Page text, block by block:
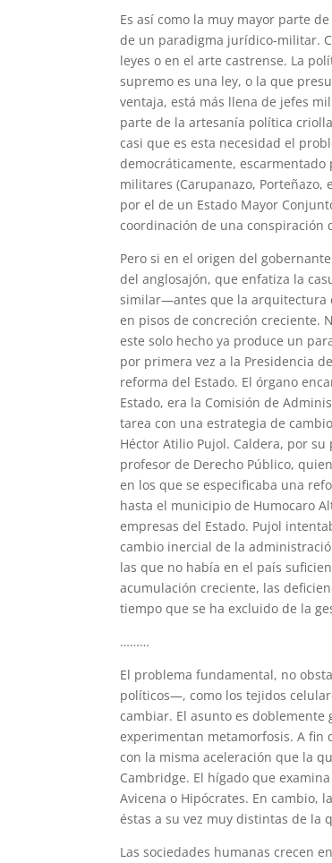
Es así como la muy mayor parte
de un paradigma jurídico-militar.
leyes o en el arte castrense. La
supremo es una ley, o la que
ventaja, está más llena de jefes
parte de la artesanía política
casi que es esta necesidad el
democráticamente,
militares (Carupanazo, Porteñazo,
por el de un Estado Mayor
coordinación de una conspiración
Pero si en el origen del
del anglosajón, que enfatiza la
similar—antes que la arquitectura
en pisos de concreción creciente.
este solo hecho ya produce un
por primera vez a la Presidencia
reforma del Estado. El órgano
Estado, era la Comisión de
tarea con una estrategia de
Héctor Atilio Pujol. Caldera, por
profesor de Derecho Público,
en los que se especificaba una
hasta el municipio de Humocaro
empresas del Estado. Pujol
cambio inercial de la
las que no había en el país
acumulación creciente, las
tiempo que se ha excluido de la
………
El problema fundamental, no
políticos—, como los tejidos
cambiar. El asunto es doblemente
experimentan metamorfosis. A fin
con la misma aceleración que la
Cambridge. El hígado que
Avicena o Hipócrates. En cambio,
éstas a su vez muy distintas de la
Las sociedades humanas crecen